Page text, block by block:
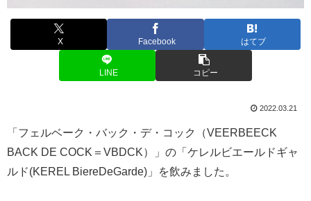
X Facebook はてブ
LINE コピー
2022.03.21
「フェルベーク・バック・デ・コック（VEERBEECK
BACK DE COCK＝VBDCK）」の「ケレルビエールドギャ
ルド(KEREL BiereDeGarde)」を飲みました。